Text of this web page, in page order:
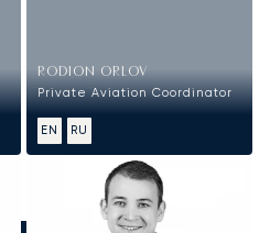
RODION ORLOV
Private Aviation Coordinator
EN RU